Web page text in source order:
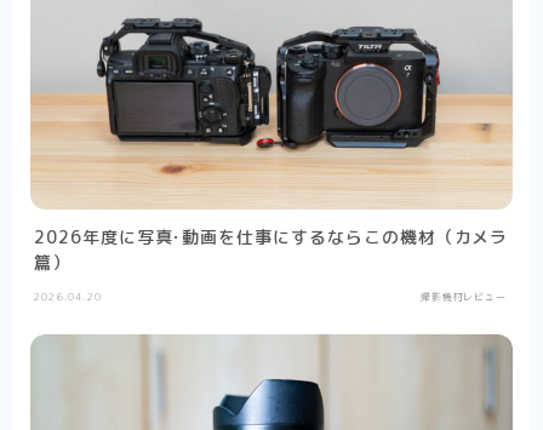
利用規約／特定商取引法に基づく表記
料金/サービスの流れ
新着情報
旅スタジオについて
旅スタジオの強み
有料記事の決済完了ページ
2026年度に写真･動画を仕事にするならこの機材（カメラ
篇）
2026.04.20 撮影機材レビュー